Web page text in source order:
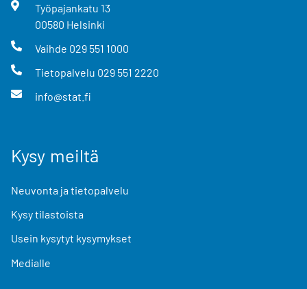
Työpajankatu 13
00580 Helsinki
Vaihde 029 551 1000
Tietopalvelu 029 551 2220
info@stat.fi
Kysy meiltä
Neuvonta ja tietopalvelu
Kysy tilastoista
Usein kysytyt kysymykset
Medialle